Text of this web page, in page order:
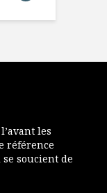
les
référence
soucient de